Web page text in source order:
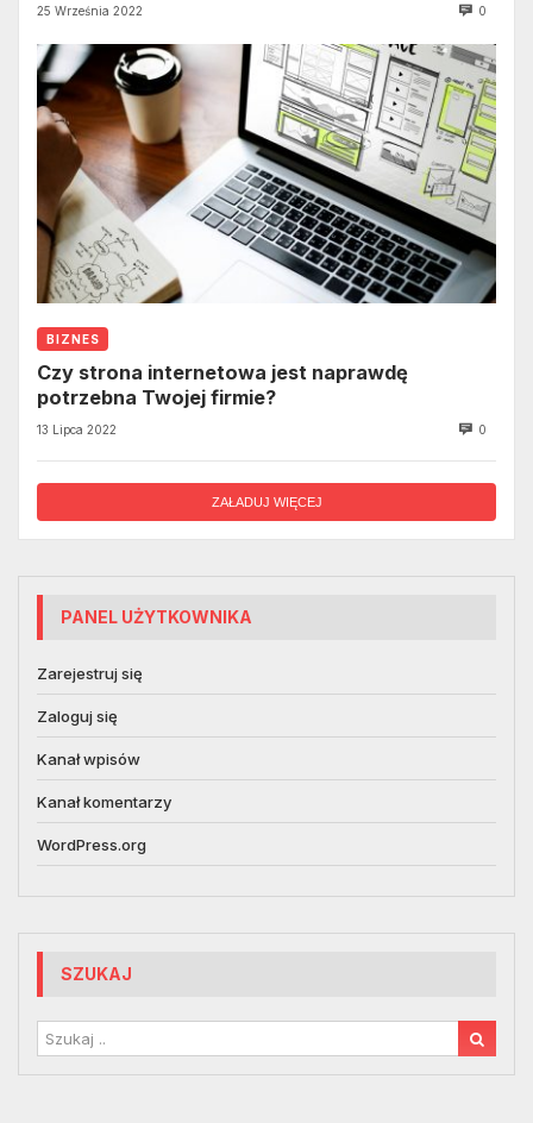
25 Września 2022 0
BIZNES
Czy strona internetowa jest naprawdę
potrzebna Twojej firmie?
13 Lipca 2022 0
ZAŁADUJ WIĘCEJ
PANEL UŻYTKOWNIKA
Zarejestruj się
Zaloguj się
Kanał wpisów
Kanał komentarzy
WordPress.org
SZUKAJ